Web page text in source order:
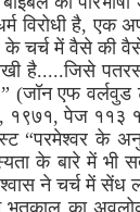
विरोधी है,
में वैसे की वैसे
है.....जिसे
एफ वर्लवुड
१९७१, पेज ११३
के
के बारे में
ने चर्च में सेंध
भूतकाल का